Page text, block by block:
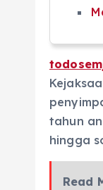
tahun
hingga
Read